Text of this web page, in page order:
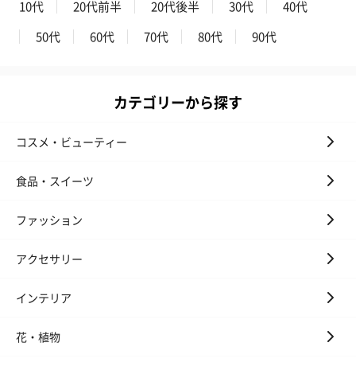
（ブルー）（748円）
【Thank you
ハンドタオル・ハンカチを同梱してお届けいたします。ギフトへ
10代 20代前半 20代後半 30代
40代
50代
60代 70代 80代 90代
カテゴリーから探す
コスメ・ビューティー
食品・スイーツ
ファッション
アクセサリー
インテリア
花・植物